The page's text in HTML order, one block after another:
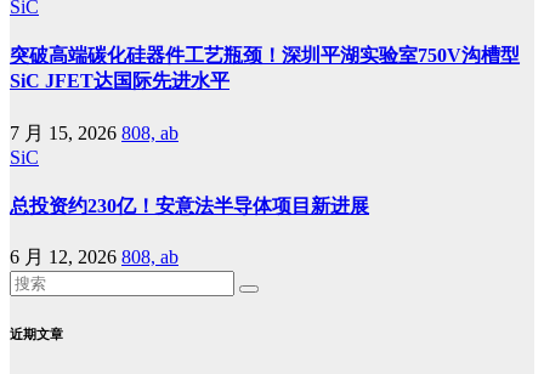
SiC
突破高端碳化硅器件工艺瓶颈！深圳平湖实验室750V沟槽型
SiC JFET达国际先进水平
7 月 15, 2026 808, ab
SiC
总投资约230亿！安意法半导体项目新进展
6 月 12, 2026 808, ab
近期文章